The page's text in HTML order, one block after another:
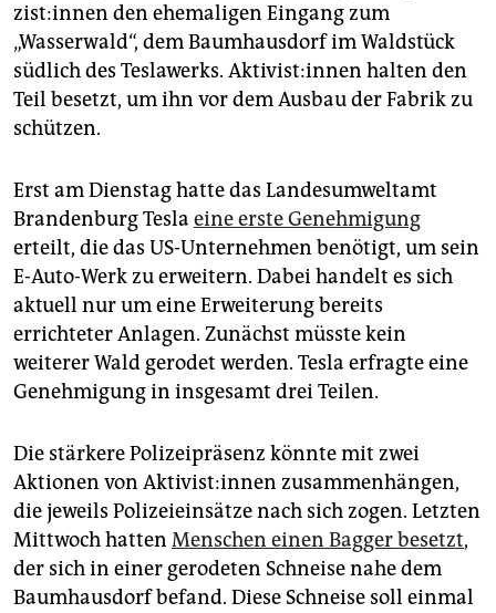
zis­t:in­nen den ehemaligen Eingang zum
„Wasserwald“, dem Baumhausdorf im Waldstück
südlich des Teslawerks. Ak­ti­vis­t:in­nen halten den
Teil besetzt, um ihn vor dem Ausbau der Fabrik zu
schützen.
Erst am Dienstag hatte das Landesumweltamt
Brandenburg Tesla eine erste Genehmigung
erteilt, die das US-Unternehmen benötigt, um sein
E-Auto-Werk zu erweitern. Dabei handelt es sich
aktuell nur um eine Erweiterung bereits
errichteter Anlagen. Zunächst müsste kein
weiterer Wald gerodet werden. Tesla erfragte eine
Genehmigung in insgesamt drei Teilen.
Die stärkere Polizeipräsenz könnte mit zwei
Aktionen von Ak­ti­vis­t:in­nen zusammenhängen,
die jeweils Polizeieinsätze nach sich zogen. Letzten
Mittwoch hatten Menschen einen Bagger besetzt,
der sich in einer gerodeten Schneise nahe dem
Baumhausdorf befand. Diese Schneise soll einmal